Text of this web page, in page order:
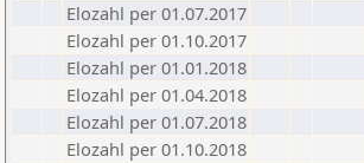
Elozahl per 01.07.2017
Elozahl per 01.10.2017
Elozahl per 01.01.2018
Elozahl per 01.04.2018
Elozahl per 01.07.2018
Elozahl per 01.10.2018